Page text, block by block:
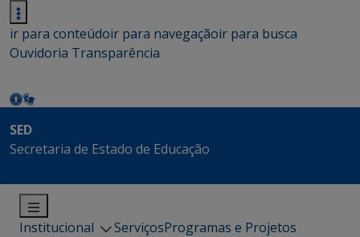
ir para conteúdoir para navegaçãoir para busca
Ouvidoria Transparência
SED
Secretaria de Estado de Educação
Institucional ServiçosProgramas e Projetos